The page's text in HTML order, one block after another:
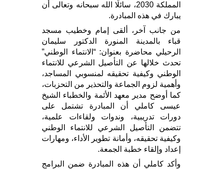
المملكة 2030، سائلًا الله سبحانه وتعالى أن
يبارك في هذه المبادرة.
من جانب آخر، ألقى إمام وخطيب مسجد
قباء بالمدينة المنورة الدكتور سليمان
الرحيلي محاضرة بعنوان: “الانتماء الوطني”
تحدث خلالها عن التأصيل الشرعي للانتماء
الوطني وكيفية تحقيقه لمنسوبي المساجد،
وأهمية لزوم الجماعة والتحذير من التحزبات،
كما أوضح مدير معهد الأئمة والخطباء الشيخ
عيسى كاملي أن المبادرة تشتمل على
دورات تدريبية، وندوات ولقاءات علمية،
تتضمن التأصيل الشرعي للانتماء الوطني
وكيفية تحقيقه، وأمانة تطوير الأداء، ومهارات
إعداد وإلقاء خطبة الجمعة.
وأكد كاملي أن هذه المبادرة ضمن البرامج